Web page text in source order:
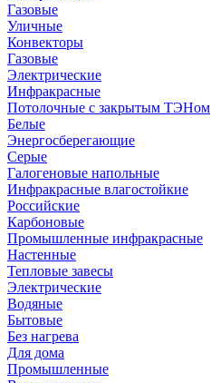
Газовые
Уличные
Конвекторы
Газовые
Электрические
Инфракрасные
Потолочные с закрытым ТЭНом
Белые
Энергосберегающие
Серые
Галогеновые напольные
Инфракрасные влагостойкие
Российские
Карбоновые
Промышленные инфракрасные
Настенные
Тепловые завесы
Электрические
Водяные
Бытовые
Без нагрева
Для дома
Промышленные